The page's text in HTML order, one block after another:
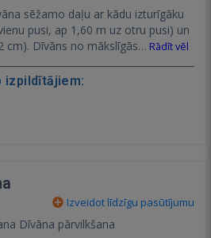
sēžamo daļu ar kādu izturīgāku
pusi, ap 1,60 m uz otru pusi) un
cm). Dīvāns no mākslīgās… Rādīt vēl
izpildītājiem:
Izveidot līdzīgu pasūtījumu
2 viettīga dīvāna pārvilkšana Dīvāna pārvilkšana